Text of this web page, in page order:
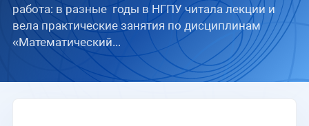
работа: в разные годы в НГПУ читала лекции и
вела практические занятия по дисциплинам
«Математический...